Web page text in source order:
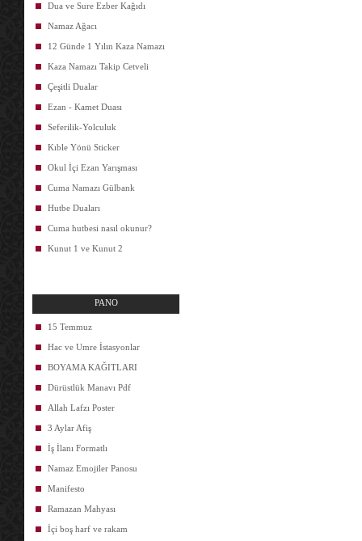
Dua ve Sure Ezber Kağıdı
Namaz Ağacı
12 Günde 1 Yılın Kaza Namazı
Kaza Namazı Takip Cetveli
Çeşitli Dualar
Ezan - Kamet Duası
Seferilik-Yolculuk
Kıble Yönü Sticker
Okul İçi Ezan Yarışması
Cuma Namazı Gülbank
Hutbe Duaları
Cuma hutbesi nasıl okunur?
Kunut 1 ve Kunut 2
PANO
15 Temmuz
Hac ve Umre İstasyonlar
BOYAMA KAĞITLARI
Dürüstlük Manavı Pdf
Allah Lafzı Poster
3 Aylar Afiş
İş İlanı Formatlı
Namaz Emojiler Panosu
Manifesto
Ramazan Mahyası
İçi boş harf ve rakam